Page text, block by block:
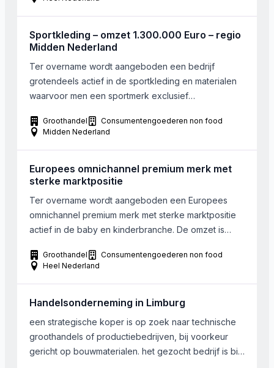
Sportkleding – omzet 1.300.000 Euro – regio
Midden Nederland
Ter overname wordt aangeboden een bedrijf
grotendeels actief in de sportkleding en materialen
waarvoor men een sportmerk exclusief
Euro, met een gezond resultaat. Het bedrijf is
gelegen in Midden Nederland. Men levert deze
Daarnaast levert men bedrijfs- en werkkleding en
promotionele […]
Groothandel
Consumentengoederen non food
Midden Nederland
Europees omnichannel premium merk met
sterke marktpositie
Ter overname wordt aangeboden een Europees
omnichannel premium merk met sterke marktpositie
actief in de baby en kinderbranche. De omzet is
een EBITDA van 4% De showroom van het bedrijf is
centraal in Duitsland gelegen, de logistiek en de
Groothandel
Consumentengoederen non food
Heel Nederland
Handelsonderneming in Limburg
een strategische koper is op zoek naar technische
groothandels of productiebedrijven, bij voorkeur
gericht op bouwmaterialen. het gezocht bedrijf is bij